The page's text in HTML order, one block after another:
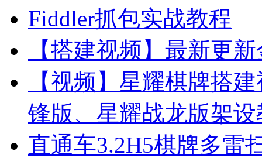
Fiddler抓包实战教程
【搭建视频】最新更
【视频】星耀棋牌搭
锋版、星耀战龙版架设
直通车3.2H5棋牌多雷